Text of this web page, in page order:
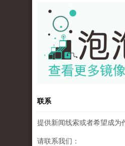
pao-pao-banner-
联系
提供新闻线索或者希望成为
请联系我们：